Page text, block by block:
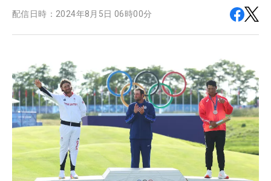
配信日時： 2024年8月5日 06時00分